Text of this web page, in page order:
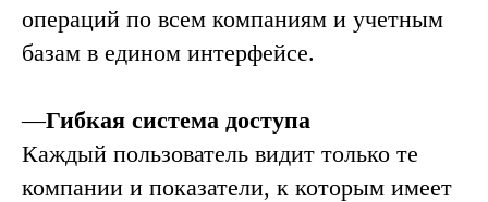
операций по всем компаниям и учетным
базам в едином интерфейсе.
—Гибкая система доступа
Каждый пользователь видит только те
компании и показатели, к которым имеет